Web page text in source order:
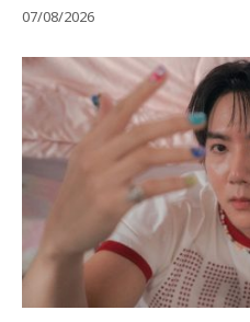
07/08/2026